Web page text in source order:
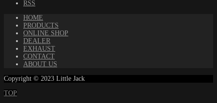
RSS
HOME
PRODUCTS
ONLINE SHOP
DEALER
EXHAUST
CONTACT
ABOUT US
Copyright © 2023 Little Jack
TOP